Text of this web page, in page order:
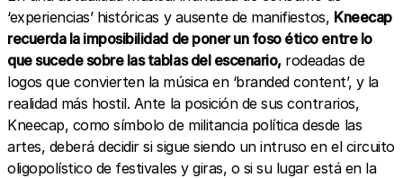
‘experiencias’ históricas y ausente de manifiestos, Kneecap
recuerda la imposibilidad de poner un foso ético entre lo
que sucede sobre las tablas del escenario,rodeadas de
logos que convierten la música en ‘branded content’, y la
realidad más hostil. Ante la posición de sus contrarios,
Kneecap, como símbolo de militancia política desde las
artes, deberá decidir si sigue siendo un intruso en el circuito
oligopolístico de festivales y giras, o si su lugar está en la